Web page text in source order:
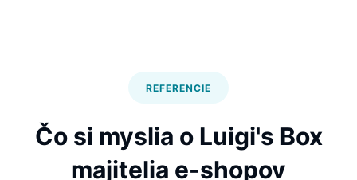
REFERENCIE
Čo si myslia o Luigi's Box
majitelia e-shopov